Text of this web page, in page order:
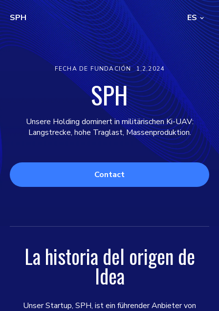
SPH ES
FECHA DE FUNDACIÓN 1,2,2024
SPH
Unsere Holding dominert in militärischen Ki-UAV:
Langstrecke, hohe Traglast, Massenproduktion.
Contact
La historia del origen de
Idea
Unser Startup, SPH, ist ein führender Anbieter von